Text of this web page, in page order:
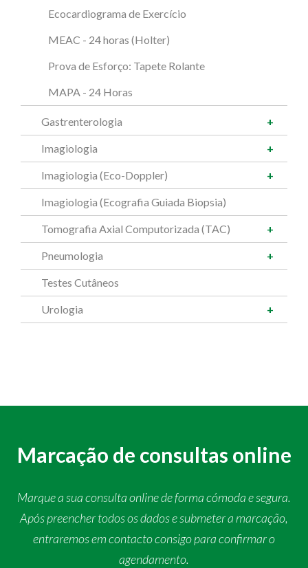
Ecocardiograma de Exercício
MEAC - 24 horas (Holter)
Prova de Esforço: Tapete Rolante
MAPA - 24 Horas
Gastrenterologia
Imagiologia
Imagiologia (Eco-Doppler)
Imagiologia (Ecografia Guiada Biopsia)
Tomografia Axial Computorizada (TAC)
Pneumologia
Testes Cutâneos
Urologia
Marcação de consultas online
Marque a sua consulta online de forma cómoda e segura.
Após preencher todos os dados e submeter a marcação,
entraremos em contacto consigo para confirmar o
agendamento.